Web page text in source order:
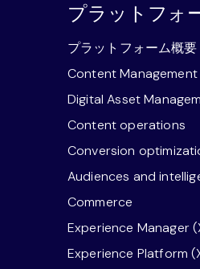
プラットフォ
プラットフォーム概要
Content
Digital Asset
Content operations
Conversion
Audiences and
Commerce
Experience Manager
Experience Platform